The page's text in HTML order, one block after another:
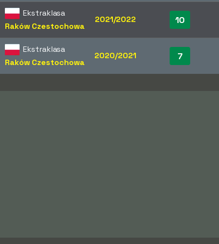
Ekstraklasa
Raków Czestochowa
2021/2022 10
Ekstraklasa
Raków Czestochowa
2020/2021 7